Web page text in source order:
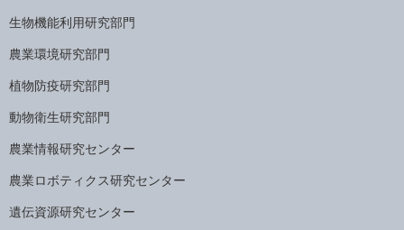
生物機能利用研究部門
農業環境研究部門
植物防疫研究部門
動物衛生研究部門
農業情報研究センター
農業ロボティクス研究センター
遺伝資源研究センター